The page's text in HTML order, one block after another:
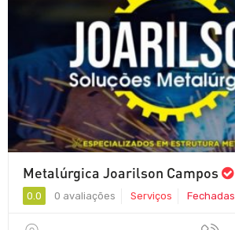
Metalúrgica Joarilson Campos
0.0 0 avaliações Serviços Fechadas